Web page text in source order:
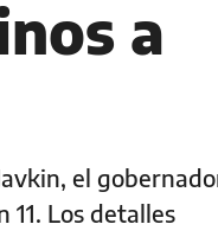
a
el
Los detalles